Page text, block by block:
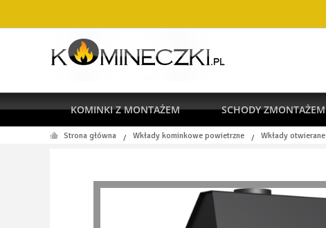
KOMINKI Z MONTAŻEM SCHODY ZMONTAŻEM
RODO
Strona główna / Wkłady kominkowe powietrzne / Wkłady